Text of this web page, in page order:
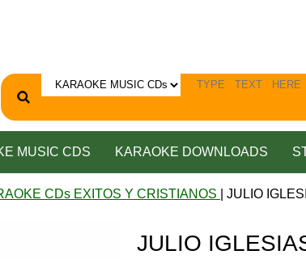
MUSIC CDS KARAOKE DOWNLOADS
CDs EXITOS Y CRISTIANOS | JULIO
JULIO